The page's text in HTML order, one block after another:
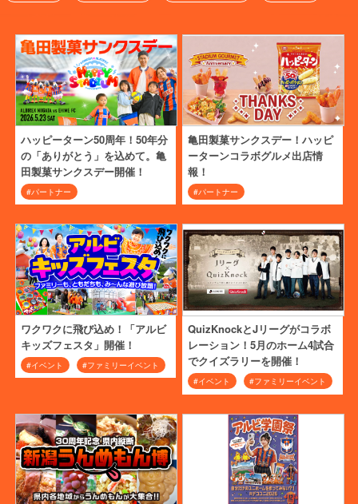
ハッピーターン50周年！50年分
の「ありがとう」を込めて。亀
田製菓サンクスデー開催！
#パートナー
亀田製菓サンクスデー！ハッピ
ーターンコラボグルメ出店情
報！
#パートナー
ワクワクに飛び込め！「アルビ
キッズフェスタ」開催！
#イベント #ファミリーイベント
QuizKnockとJリーグがコラボ
レーション！5月のホーム4試合
でクイズラリーを開催！
#イベント #ファミリーイベント